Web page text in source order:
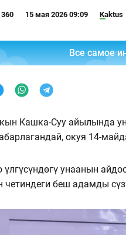
360 15 мая 2026 09:09 Kaktus
Все самое
Кашка-Суу айылында
окуя 14-
үлгүсүндөгү унаанын
четиндеги беш адамды